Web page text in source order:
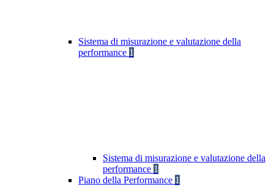
Sistema di misurazione e valutazione della
performance 1
Sistema di misurazione e valutazione della
performance 1
Piano della Performance 1